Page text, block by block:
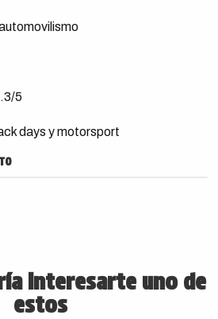
5
days y motorsport
interesarte uno de
estos